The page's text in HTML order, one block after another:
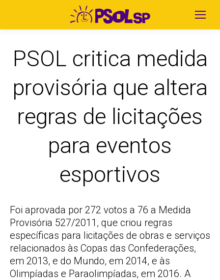
PSOL critica medida
provisória que altera
regras de licitações
para eventos
esportivos
Foi aprovada por 272 votos a 76 a Medida
Provisória 527/2011, que criou regras
específicas para licitações de obras e serviços
relacionados às Copas das Confederações,
em 2013, e do Mundo, em 2014, e às
Olimpíadas e Paraolimpíadas, em 2016. A